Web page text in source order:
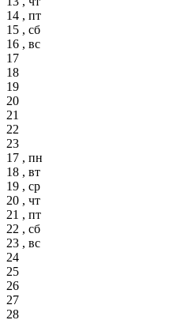
14 , пт
15 , сб
16 , вс
17
18
19
20
21
22
23
17 , пн
18 , вт
19 , ср
20 , чт
21 , пт
22 , сб
23 , вс
24
25
26
27
28